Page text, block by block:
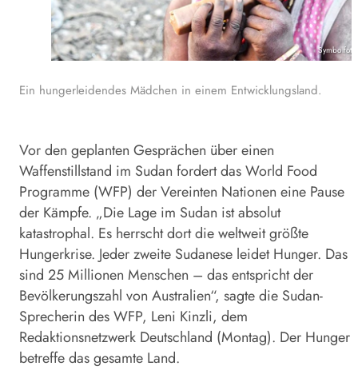
Ein hungerleidendes Mädchen in einem Entwicklungsland.
Vor den geplanten Gesprächen über einen
Waffenstillstand im Sudan fordert das World Food
Programme (WFP) der Vereinten Nationen eine Pause
der Kämpfe. „Die Lage im Sudan ist absolut
katastrophal. Es herrscht dort die weltweit größte
Hungerkrise. Jeder zweite Sudanese leidet Hunger. Das
sind 25 Millionen Menschen – das entspricht der
Bevölkerungszahl von Australien“, sagte die Sudan-
Sprecherin des WFP, Leni Kinzli, dem
Redaktionsnetzwerk Deutschland (Montag). Der Hunger
betreffe das gesamte Land.